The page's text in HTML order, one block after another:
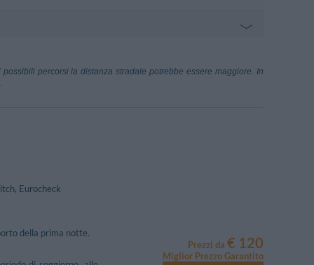
Viale Maddalena 29.43 km
percorsi la distanza stradale potrebbe essere maggiore. In
Eurocheck
della prima notte.
Prezzi da € 120
Miglior Prezzo Garantito